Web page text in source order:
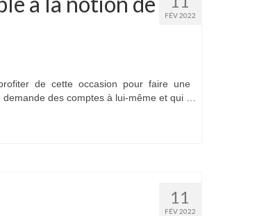
FÉV 2022
de cette occasion pour faire une
des comptes à lui-même et qui …
11
FÉV 2022